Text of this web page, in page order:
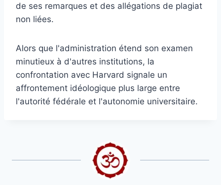
de ses remarques et des allégations de plagiat
non liées.
Alors que l'administration étend son examen
minutieux à d'autres institutions, la
confrontation avec Harvard signale un
affrontement idéologique plus large entre
l'autorité fédérale et l'autonomie universitaire.